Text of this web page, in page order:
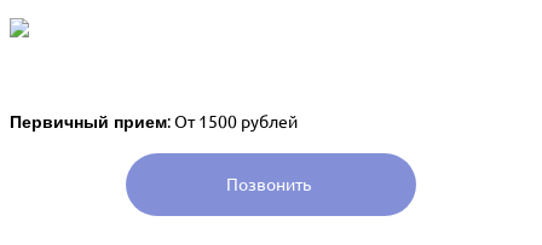
Первичный прием: От 1500 рублей
Позвонить